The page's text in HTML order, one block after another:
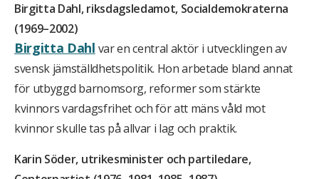
Birgitta Dahl, riksdagsledamot, Socialdemokraterna
(1969–2002)
Birgitta Dahl var en central aktör i utvecklingen av
svensk jämställdhetspolitik. Hon arbetade bland annat
för utbyggd barnomsorg, reformer som stärkte
kvinnors vardagsfrihet och för att mäns våld mot
kvinnor skulle tas på allvar i lag och praktik.
Karin Söder, utrikesminister och partiledare,